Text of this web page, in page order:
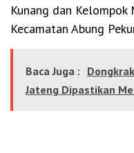
Kunang dan
Kecamatan Abung
Baca Juga :
Jateng Dipastikan